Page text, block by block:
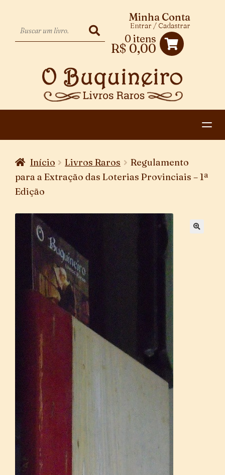
0 itens
R$ 0,00
Minha Conta
Entrar / Cadastrar
CATEGORIAS
MENU
CONTATO
Início Livros Raros
Regulamento
para a Extração das Loterias Provinciais – 1ª
Edição